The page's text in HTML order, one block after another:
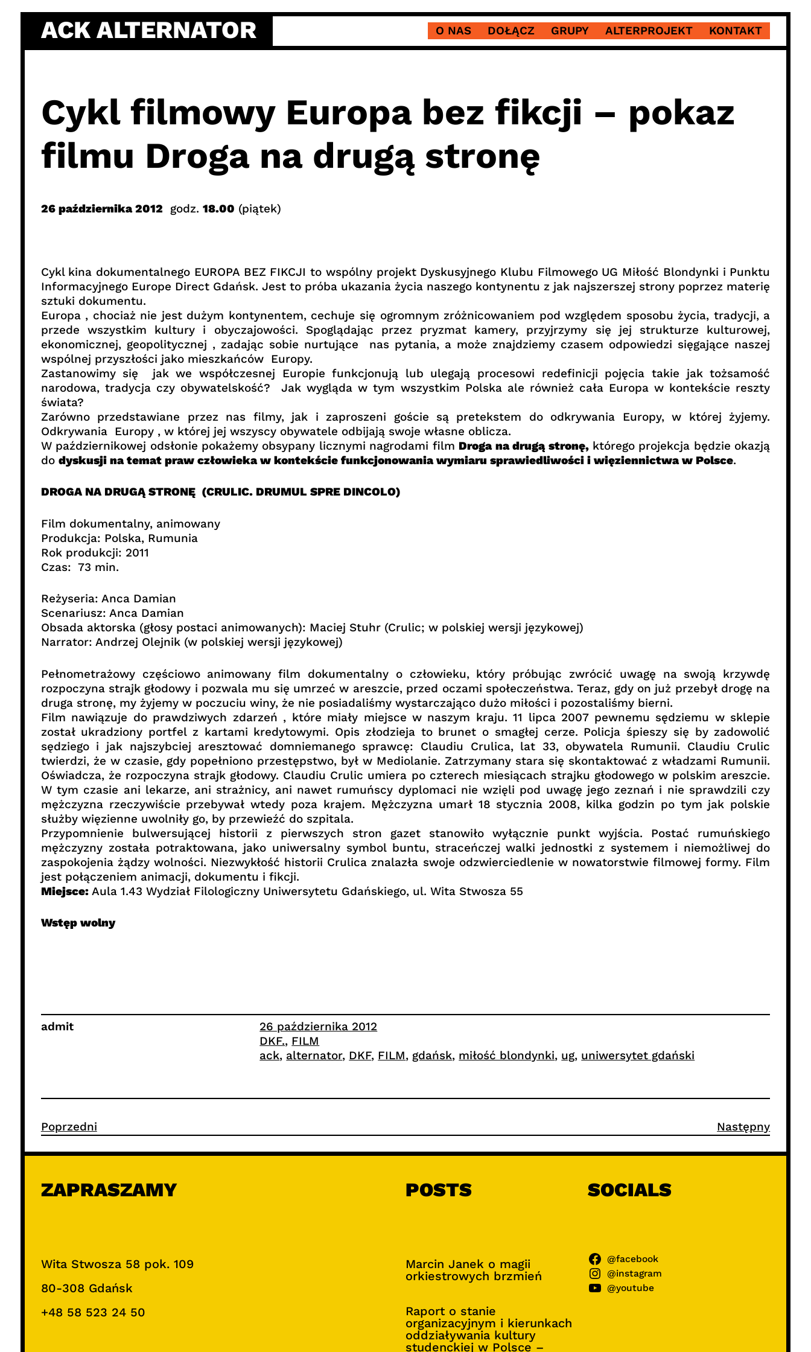
content
ACK ALTERNATOR O NAS DOŁĄCZ GRUPY ALTERPROJEKT KONTAKT
Cykl filmowy Europa bez fikcji – pokaz
filmu Droga na drugą stronę
26 października 2012 godz. 18.00 (piątek)
Cykl kina dokumentalnego EUROPA BEZ FIKCJI to wspólny projekt Dyskusyjnego Klubu Filmowego UG Miłość Blondynki i Punktu
Informacyjnego Europe Direct Gdańsk. Jest to próba ukazania życia naszego kontynentu z jak najszerszej strony poprzez materię
sztuki dokumentu.
Europa , chociaż nie jest dużym kontynentem, cechuje się ogromnym zróżnicowaniem pod względem sposobu życia, tradycji, a
przede wszystkim kultury i obyczajowości. Spoglądając przez pryzmat kamery, przyjrzymy się jej strukturze kulturowej,
ekonomicznej, geopolitycznej , zadając sobie nurtujące nas pytania, a może znajdziemy czasem odpowiedzi sięgające naszej
wspólnej przyszłości jako mieszkańców Europy.
Zastanowimy się jak we współczesnej Europie funkcjonują lub ulegają procesowi redefinicji pojęcia takie jak tożsamość
narodowa, tradycja czy obywatelskość? Jak wygląda w tym wszystkim Polska ale również cała Europa w kontekście reszty
świata?
Zarówno przedstawiane przez nas filmy, jak i zaproszeni goście są pretekstem do odkrywania Europy, w której żyjemy.
Odkrywania Europy , w której jej wszyscy obywatele odbijają swoje własne oblicza.
W październikowej odsłonie pokażemy obsypany licznymi nagrodami film Droga na drugą stronę,którego projekcja będzie okazją
do dyskusji na temat praw człowieka w kontekście funkcjonowania wymiaru sprawiedliwości i więziennictwa w Polsce.
DROGA NA DRUGĄ STRONĘ (CRULIC. DRUMUL SPRE DINCOLO)
Film dokumentalny, animowany
Produkcja: Polska, Rumunia
Rok produkcji: 2011
Czas: 73 min.
Reżyseria: Anca Damian
Scenariusz: Anca Damian
Obsada aktorska (głosy postaci animowanych): Maciej Stuhr (Crulic; w polskiej wersji językowej)
Narrator: Andrzej Olejnik (w polskiej wersji językowej)
Pełnometrażowy częściowo animowany film dokumentalny o człowieku, który próbując zwrócić uwagę na swoją krzywdę
rozpoczyna strajk głodowy i pozwala mu się umrzeć w areszcie, przed oczami społeczeństwa. Teraz, gdy on już przebył drogę na
druga stronę, my żyjemy w poczuciu winy, że nie posiadaliśmy wystarczająco dużo miłości i pozostaliśmy bierni.
Film nawiązuje do prawdziwych zdarzeń , które miały miejsce w naszym kraju. 11 lipca 2007 pewnemu sędziemu w sklepie
został ukradziony portfel z kartami kredytowymi. Opis złodzieja to brunet o smagłej cerze. Policja śpieszy się by zadowolić
sędziego i jak najszybciej aresztować domniemanego sprawcę: Claudiu Crulica, lat 33, obywatela Rumunii. Claudiu Crulic
twierdzi, że w czasie, gdy popełniono przestępstwo, był w Mediolanie. Zatrzymany stara się skontaktować z władzami Rumunii.
Oświadcza, że rozpoczyna strajk głodowy. Claudiu Crulic umiera po czterech miesiącach strajku głodowego w polskim areszcie.
W tym czasie ani lekarze, ani strażnicy, ani nawet rumuńscy dyplomaci nie wzięli pod uwagę jego zeznań i nie sprawdzili czy
mężczyzna rzeczywiście przebywał wtedy poza krajem. Mężczyzna umarł 18 stycznia 2008, kilka godzin po tym jak polskie
służby więzienne uwolniły go, by przewieźć do szpitala.
Przypomnienie bulwersującej historii z pierwszych stron gazet stanowiło wyłącznie punkt wyjścia. Postać rumuńskiego
mężczyzny została potraktowana, jako uniwersalny symbol buntu, straceńczej walki jednostki z systemem i niemożliwej do
zaspokojenia żądzy wolności. Niezwykłość historii Crulica znalazła swoje odzwierciedlenie w nowatorstwie filmowej formy. Film
jest połączeniem animacji, dokumentu i fikcji.
Miejsce: Aula 1.43 Wydział Filologiczny Uniwersytetu Gdańskiego, ul. Wita Stwosza 55
Wstęp wolny
admit
26 października 2012
DKF., FILM
ack, alternator, DKF, FILM, gdańsk, miłość blondynki, ug, uniwersytet gdański
Poprzedni Następny
ZAPRASZAMY
Wita Stwosza 58 pok. 109
80-308 Gdańsk
+48 58 523 24 50
POSTS
Marcin Janek o magii
orkiestrowych brzmień
Raport o stanie
organizacyjnym i kierunkach
oddziaływania kultury
studenckiej w Polsce –
SOCIALS
@facebook
@instagram
@youtube